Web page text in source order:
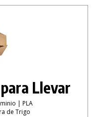
Llevar
| PLA
de Trigo